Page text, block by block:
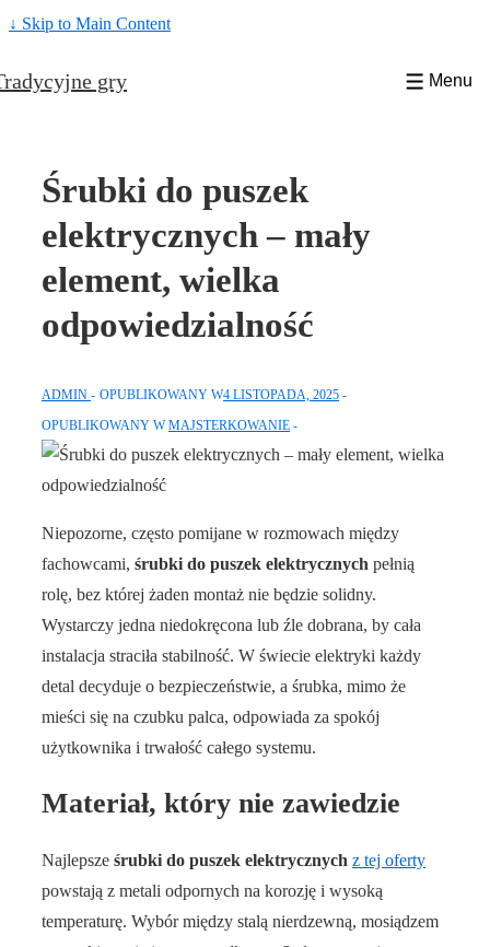
↓ Skip to Main Content
gry Menu
Śrubki do puszek
elektrycznych – mały
element, wielka
odpowiedzialność
ADMIN OPUBLIKOWANY W4 LISTOPADA, 2025
OPUBLIKOWANY WMAJSTERKOWANIE
Niepozorne, często pomijane w rozmowach między
fachowcami, śrubki do puszek elektrycznych pełnią
rolę, bez której żaden montaż nie będzie solidny.
Wystarczy jedna niedokręcona lub źle dobrana, by cała
instalacja straciła stabilność. W świecie elektryki każdy
detal decyduje o bezpieczeństwie, a śrubka, mimo że
mieści się na czubku palca, odpowiada za spokój
użytkownika i trwałość całego systemu.
Materiał, który nie zawiedzie
Najlepsze śrubki do puszek elektrycznych z tej oferty
powstają z metali odpornych na korozję i wysoką
temperaturę. Wybór między stalą nierdzewną, mosiądzem